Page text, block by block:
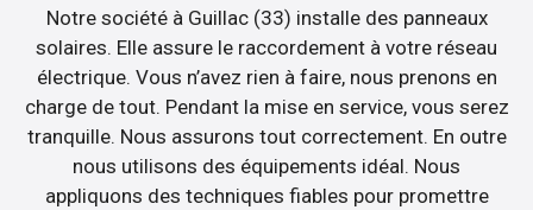
Notre société à Guillac (33) installe des panneaux
solaires. Elle assure le raccordement à votre réseau
électrique. Vous n’avez rien à faire, nous prenons en
charge de tout. Pendant la mise en service, vous serez
tranquille. Nous assurons tout correctement. En outre
nous utilisons des équipements idéal. Nous
appliquons des techniques fiables pour promettre